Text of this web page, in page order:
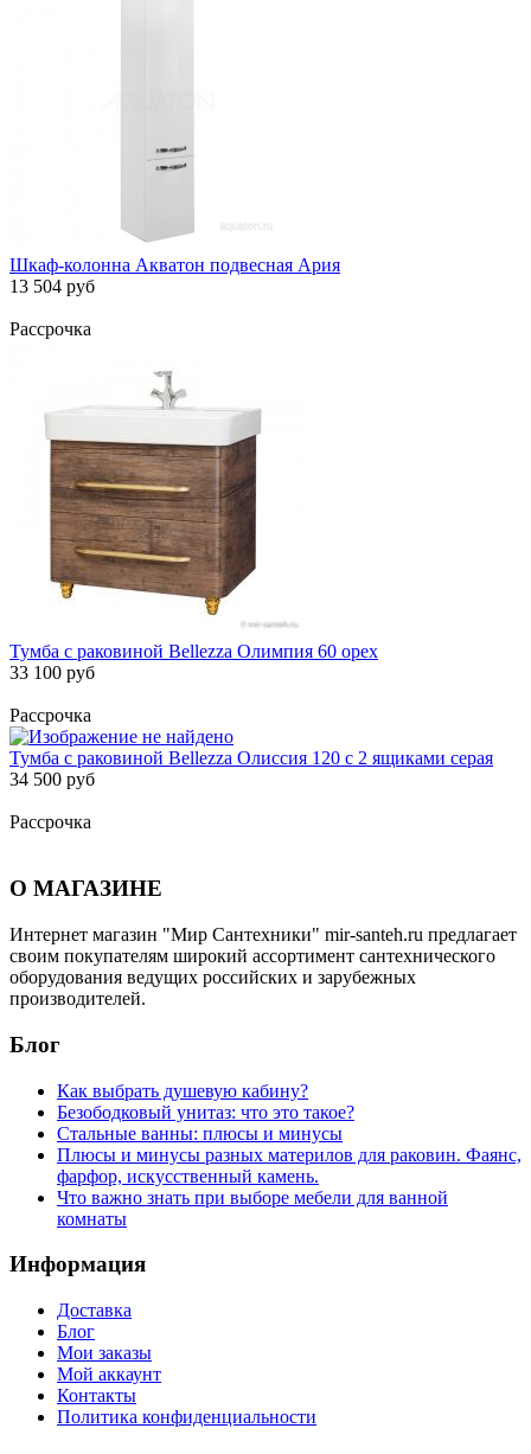
Шкаф-колонна Акватон подвесная Ария
13 504 руб
Рассрочка
Тумба с раковиной Bellezza Олимпия 60 орех
33 100 руб
Рассрочка
Тумба с раковиной Bellezza Олиссия 120 с 2 ящиками серая
34 500 руб
Рассрочка
О МАГАЗИНЕ
Интернет магазин "Мир Сантехники" mir-santeh.ru предлагает
своим покупателям широкий ассортимент сантехнического
оборудования ведущих российских и зарубежных
производителей.
Блог
Как выбрать душевую кабину?
Безободковый унитаз: что это такое?
Стальные ванны: плюсы и минусы
Плюсы и минусы разных материлов для раковин. Фаянс,
фарфор, искусственный камень.
Что важно знать при выборе мебели для ванной
комнаты
Информация
Доставка
Блог
Мои заказы
Мой аккаунт
Контакты
Политика конфиденциальности